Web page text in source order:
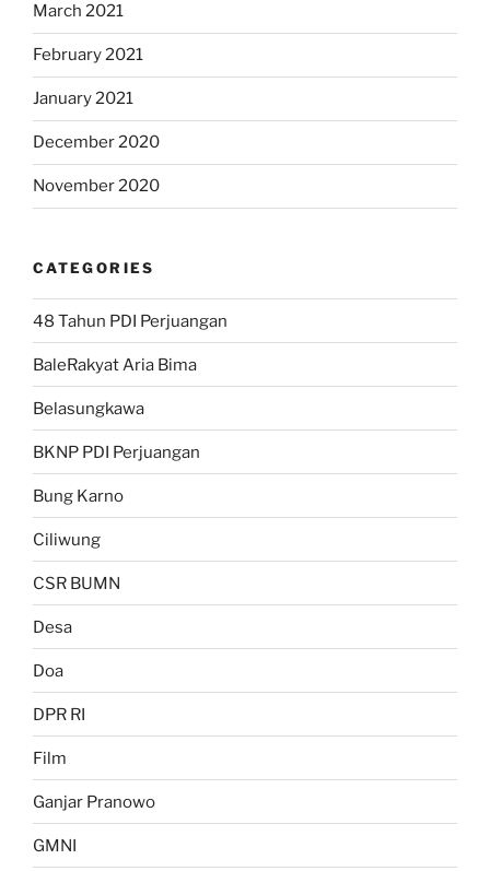
March 2021
February 2021
January 2021
December 2020
November 2020
CATEGORIES
48 Tahun PDI Perjuangan
BaleRakyat Aria Bima
Belasungkawa
BKNP PDI Perjuangan
Bung Karno
Ciliwung
CSR BUMN
Desa
Doa
DPR RI
Film
Ganjar Pranowo
GMNI